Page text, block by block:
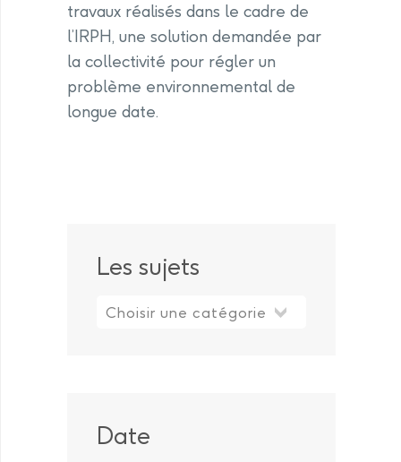
travaux réalisés dans le cadre de
l’IRPH, une solution demandée par
la collectivité pour régler un
problème environnemental de
longue date.
Les sujets
Date